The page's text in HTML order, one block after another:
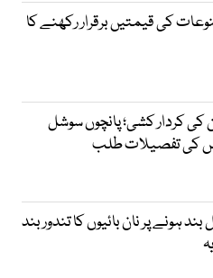
کی قیمتیں برقرار رکھنے کا
کردار کشی؛ پانچوں سوشل
کی تفصیلات طلب
ہونے پر نان بائیوں کا تندور بند